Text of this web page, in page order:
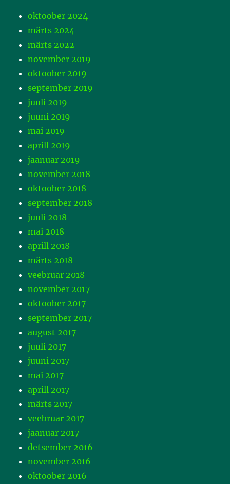
oktoober 2024
märts 2024
märts 2022
november 2019
oktoober 2019
september 2019
juuli 2019
juuni 2019
mai 2019
aprill 2019
jaanuar 2019
november 2018
oktoober 2018
september 2018
juuli 2018
mai 2018
aprill 2018
märts 2018
veebruar 2018
november 2017
oktoober 2017
september 2017
august 2017
juuli 2017
juuni 2017
mai 2017
aprill 2017
märts 2017
veebruar 2017
jaanuar 2017
detsember 2016
november 2016
oktoober 2016